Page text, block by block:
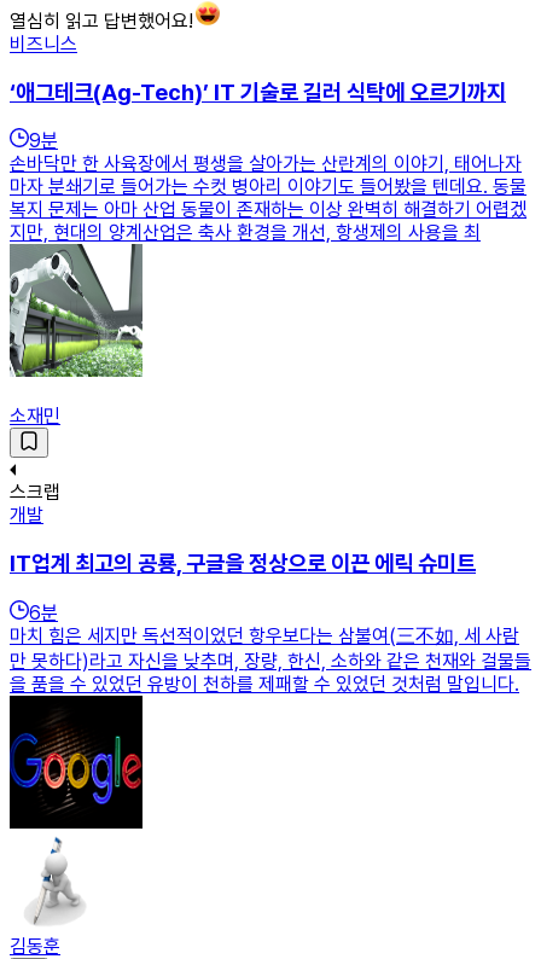
열심히 읽고 답변했어요!
비즈니스
‘애그테크(Ag-Tech)’ IT 기술로 길러 식탁에 오르기까지
9분
손바닥만 한 사육장에서 평생을 살아가는 산란계의 이야기, 태어나자
마자 분쇄기로 들어가는 수컷 병아리 이야기도 들어봤을 텐데요. 동물
복지 문제는 아마 산업 동물이 존재하는 이상 완벽히 해결하기 어렵겠
지만, 현대의 양계산업은 축사 환경을 개선, 항생제의 사용을 최
소재민
스크랩
개발
IT업계 최고의 공룡, 구글을 정상으로 이끈 에릭 슈미트
6분
마치 힘은 세지만 독선적이었던 항우보다는 삼불여(三不如, 세 사람
만 못하다)라고 자신을 낮추며, 장량, 한신, 소하와 같은 천재와 걸물들
을 품을 수 있었던 유방이 천하를 제패할 수 있었던 것처럼 말입니다.
김동훈